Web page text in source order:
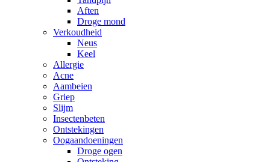
Aften
Droge mond
Verkoudheid
Neus
Keel
Allergie
Acne
Aambeien
Griep
Slijm
Insectenbeten
Ontstekingen
Oogaandoeningen
Droge ogen